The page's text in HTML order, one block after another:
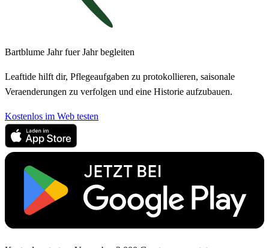
Bartblume Jahr fuer Jahr begleiten
Leaftide hilft dir, Pflegeaufgaben zu protokollieren, saisonale
Veraenderungen zu verfolgen und eine Historie aufzubauen.
Kostenlos im Web testen